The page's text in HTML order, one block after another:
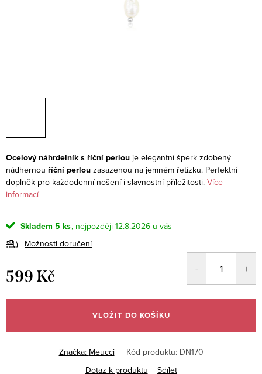
Ocelový náhrdelník s říční perlou je elegantní šperk zdobený
nádhernou říční perlou zasazenou na jemném řetízku. Perfektní
doplněk pro každodenní nošení i slavnostní příležitosti. Více
informací
Skladem 5 ks
12.8.2026
Možnosti doručení
599 Kč
cena:
VLOŽIT DO KOŠÍKU
Značka: Meucci Kód produktu: DN170
Dotaz k produktu
Sdílet